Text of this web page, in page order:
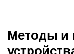
Методы и